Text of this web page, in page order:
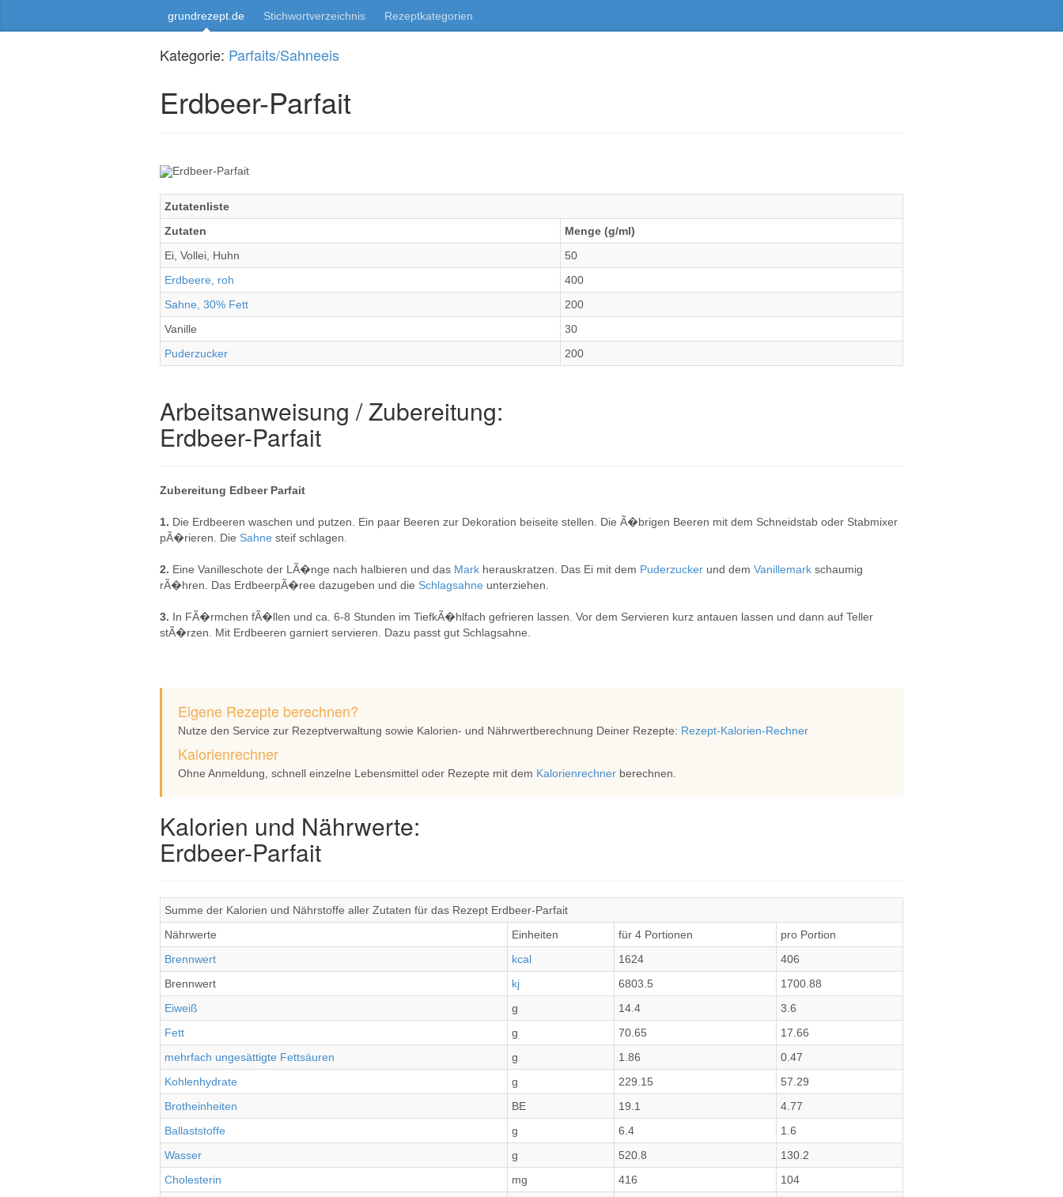
grundrezept.de Stichwortverzeichnis Rezeptkategorien
Kategorie: Parfaits/Sahneeis
Erdbeer-Parfait
Zutatenliste
Zutaten
Menge (g/ml)
Ei, Vollei, Huhn
50
Erdbeere, roh
400
Sahne, 30% Fett
200
Vanille
30
Puderzucker
200
Arbeitsanweisung / Zubereitung:
Erdbeer-Parfait
Zubereitung Edbeer Parfait
1. Die Erdbeeren waschen und putzen. Ein paar Beeren zur Dekoration beiseite stellen. Die Ã�brigen Beeren mit dem Schneidstab oder Stabmixer
pÃ�rieren. Die Sahne steif schlagen.
2. Eine Vanilleschote der LÃ�nge nach halbieren und das Mark herauskratzen. Das Ei mit dem Puderzucker und dem Vanillemark schaumig
rÃ�hren. Das ErdbeerpÃ�ree dazugeben und die Schlagsahne unterziehen.
3. In FÃ�rmchen fÃ�llen und ca. 6-8 Stunden im TiefkÃ�hlfach gefrieren lassen. Vor dem Servieren kurz antauen lassen und dann auf Teller
stÃ�rzen. Mit Erdbeeren garniert servieren. Dazu passt gut Schlagsahne.
Eigene Rezepte berechnen?
Nutze den Service zur Rezeptverwaltung sowie Kalorien- und Nährwertberechnung Deiner Rezepte: Rezept-Kalorien-Rechner
Kalorienrechner
Ohne Anmeldung, schnell einzelne Lebensmittel oder Rezepte mit dem Kalorienrechner berechnen.
Kalorien und Nährwerte:
Erdbeer-Parfait
Summe der Kalorien und Nährstoffe aller Zutaten für das Rezept Erdbeer-Parfait
Nährwerte
Einheiten für 4 Portionen
pro Portion
Brennwert
kcal 1624
406
Brennwert
kj 6803.5
1700.88
Eiweiß
g 14.4
3.6
Fett
g 70.65
17.66
mehrfach ungesättigte Fettsäuren
g 1.86
0.47
Kohlenhydrate
g 229.15
57.29
Brotheinheiten
BE 19.1
4.77
Ballaststoffe
g 6.4
1.6
Wasser
g 520.8
130.2
Cholesterin
mg 416
104